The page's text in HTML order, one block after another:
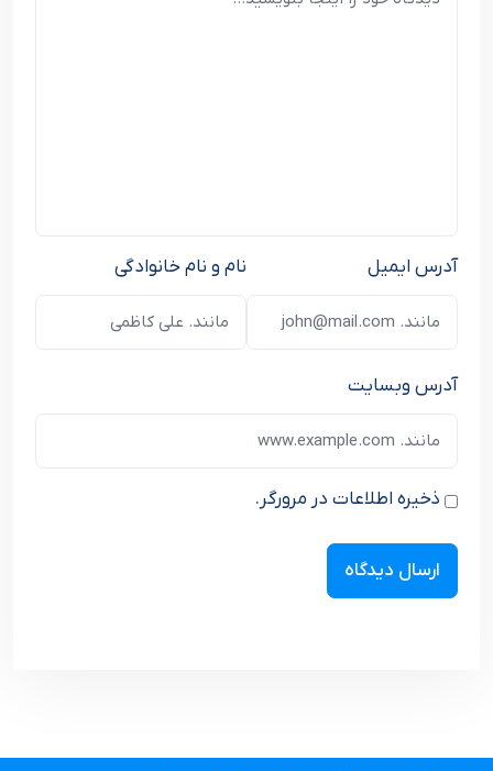
نام و نام خانوادگی آدرس ایمیل
آدرس وبسایت
ذخیره اطلاعات در مرورگر.